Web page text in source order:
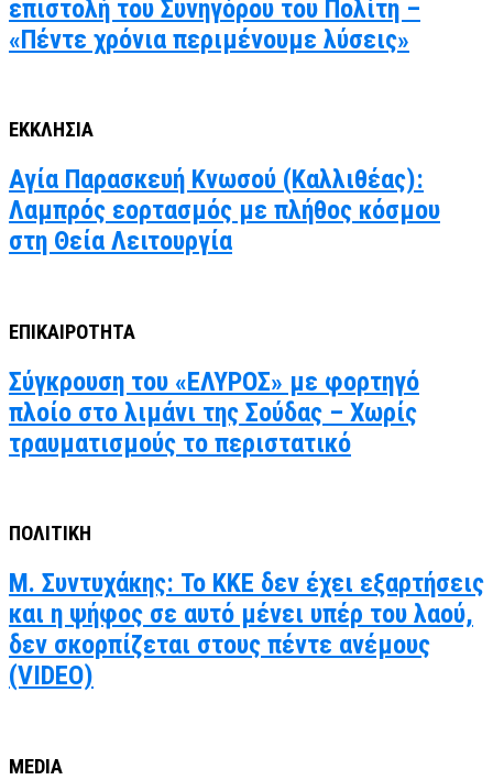
επιστολή του Συνηγόρου του Πολίτη –
«Πέντε χρόνια περιμένουμε λύσεις»
ΕΚΚΛΗΣΙΑ
Αγία Παρασκευή Κνωσού (Καλλιθέας):
Λαμπρός εορτασμός με πλήθος κόσμου
στη Θεία Λειτουργία
ΕΠΙΚΑΙΡΟΤΗΤΑ
Σύγκρουση του «ΕΛΥΡΟΣ» με φορτηγό
πλοίο στο λιμάνι της Σούδας – Χωρίς
τραυματισμούς το περιστατικό
ΠΟΛΙΤΙΚΗ
Μ. Συντυχάκης: Το ΚΚΕ δεν έχει εξαρτήσεις
και η ψήφος σε αυτό μένει υπέρ του λαού,
δεν σκορπίζεται στους πέντε ανέμους
(VIDEO)
MEDIA